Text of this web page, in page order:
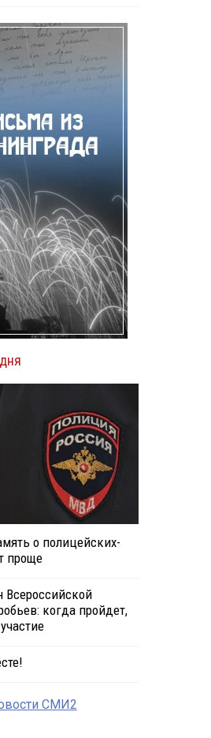
о полицейских-
проще
Всероссийской
когда пройдет,
СМИ2